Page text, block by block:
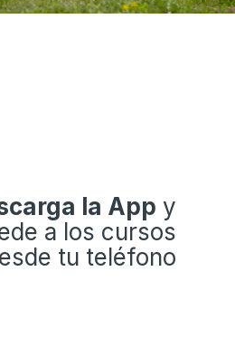
la App y
a los cursos
tu teléfono